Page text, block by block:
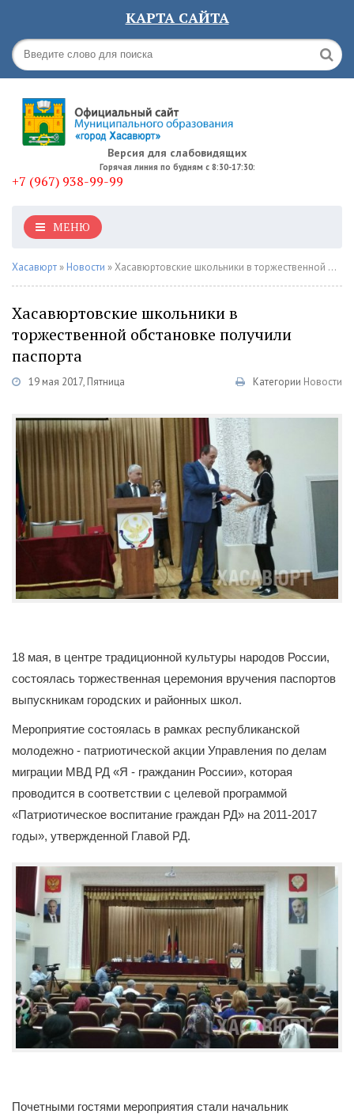
КАРТА САЙТА
Версия для слабовидящих
Горячая линия по будням с 8:30-17:30:
+7 (967) 938-99-99
МЕНЮ
Хасавюрт » Новости » Хасавюртовские школьники в торжественной обстановке получили паспорта
Хасавюртовские школьники в
торжественной обстановке получили
паспорта
19 мая 2017, Пятница Категории Новости
18 мая, в центре традиционной культуры народов России,
состоялась торжественная церемония вручения паспортов
выпускникам городских и районных школ.
Мероприятие состоялась в рамках республиканской
молодежно - патриотической акции Управления по делам
миграции МВД РД «Я - гражданин России», которая
проводится в соответствии с целевой программой
«Патриотическое воспитание граждан РД» на 2011-2017
годы», утвержденной Главой РД.
Почетными гостями мероприятия стали начальник